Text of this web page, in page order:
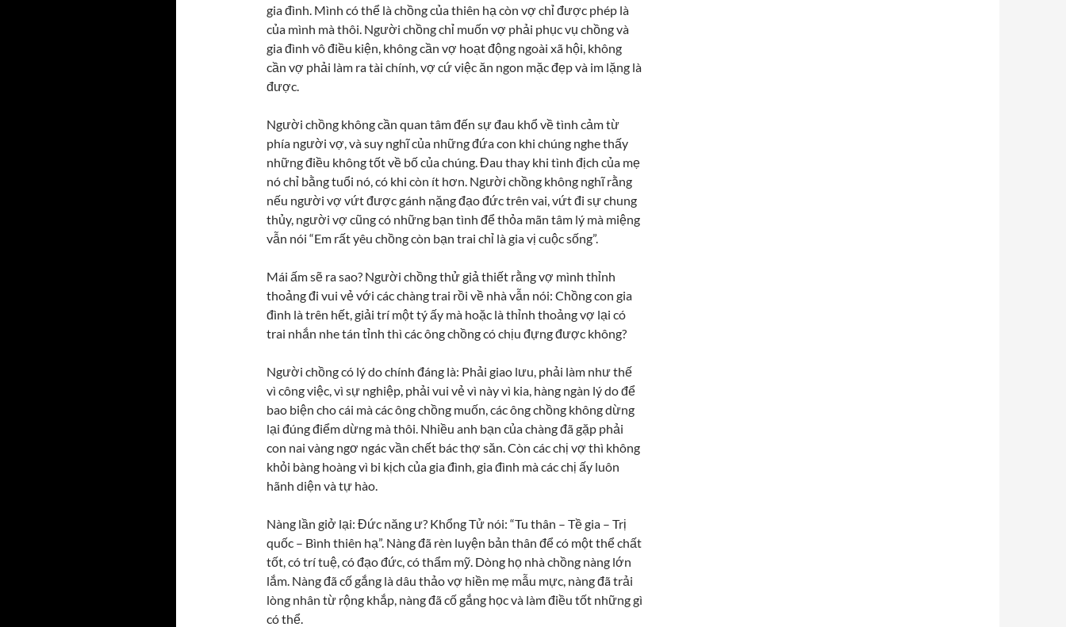
gia đình. Mình có thể là chồng của thiên hạ còn vợ chỉ được phép là
của mình mà thôi. Người chồng chỉ muốn vợ phải phục vụ chồng và
gia đình vô điều kiện, không cần vợ hoạt động ngoài xã hội, không
cần vợ phải làm ra tài chính, vợ cứ việc ăn ngon mặc đẹp và im lặng là
được.
Người chồng không cần quan tâm đến sự đau khổ về tình cảm từ
phía người vợ, và suy nghĩ của những đứa con khi chúng nghe thấy
những điều không tốt về bố của chúng. Đau thay khi tình địch của mẹ
nó chỉ bằng tuổi nó, có khi còn ít hơn. Người chồng không nghĩ rằng
nếu người vợ vứt được gánh nặng đạo đức trên vai, vứt đi sự chung
thủy, người vợ cũng có những bạn tình để thỏa mãn tâm lý mà miệng
vẫn nói “Em rất yêu chồng còn bạn trai chỉ là gia vị cuộc sống”.
Mái ấm sẽ ra sao? Người chồng thử giả thiết rằng vợ mình thỉnh
thoảng đi vui vẻ với các chàng trai rồi về nhà vẫn nói: Chồng con gia
đình là trên hết, giải trí một tý ấy mà hoặc là thỉnh thoảng vợ lại có
trai nhắn nhe tán tỉnh thì các ông chồng có chịu đựng được không?
Người chồng có lý do chính đáng là: Phải giao lưu, phải làm như thế
vì công việc, vì sự nghiệp, phải vui vẻ vì này vì kia, hàng ngàn lý do để
bao biện cho cái mà các ông chồng muốn, các ông chồng không dừng
lại đúng điểm dừng mà thôi. Nhiều anh bạn của chàng đã gặp phải
con nai vàng ngơ ngác vần chết bác thợ săn. Còn các chị vợ thì không
khỏi bàng hoàng vì bi kịch của gia đình, gia đình mà các chị ấy luôn
hãnh diện và tự hào.
Nàng lần giở lại: Đức năng ư? Khổng Tử nói: “Tu thân – Tề gia – Trị
quốc – Bình thiên hạ”. Nàng đã rèn luyện bản thân để có một thể chất
tốt, có trí tuệ, có đạo đức, có thẩm mỹ. Dòng họ nhà chồng nàng lớn
lắm. Nàng đã cố gắng là dâu thảo vợ hiền mẹ mẫu mực, nàng đã trải
lòng nhân từ rộng khắp, nàng đã cố gắng học và làm điều tốt những gì
có thể.